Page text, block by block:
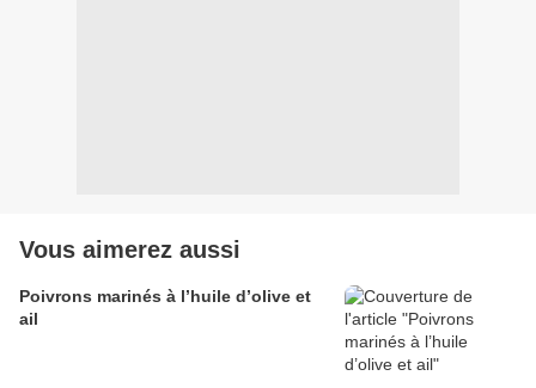
Vous aimerez aussi
Poivrons marinés à l’huile d’olive et
ail